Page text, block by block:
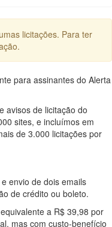
licitações. Para ter
para assinantes do Alerta
avisos de licitação do
sites, e incluímos em
de 3.000 licitações por
envio de dois emails
de crédito ou boleto.
a R$ 39,98 por
mas com custo-benefício